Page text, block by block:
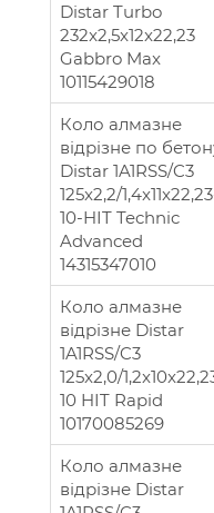
Distar Turbo
232x2,5x12x22,23
Gabbro Max
10115429018
Коло алмазне
вiдрiзне по
Distar 1A1RSS/C3
125x2,2/
10-HIT Technic
Advanced
14315347010
Коло алмазне
відрізне Distar
1A1RSS/C3
125x2,0/
10 HIT Rapid
10170085269
Коло алмазне
відрізне Distar